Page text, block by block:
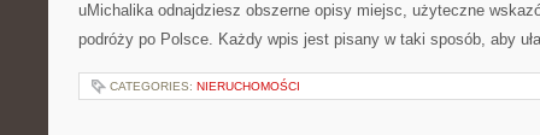
uMichalika odnajdziesz obszerne opisy miejsc, użyteczne
podróży po Polsce. Każdy wpis jest pisany w taki sposób, aby
CATEGORIES: NIERUCHOMOŚCI